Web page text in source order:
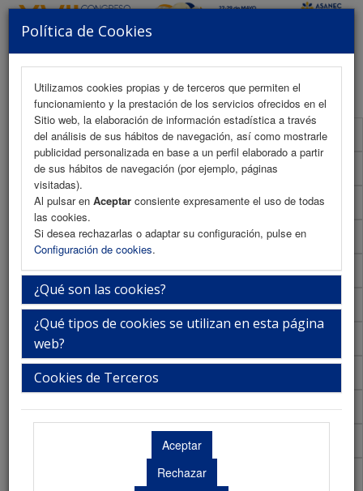
Política de Cookies
Utilizamos cookies propias y de terceros que permiten el
funcionamiento y la prestación de los servicios ofrecidos en el
Sitio web, la elaboración de información estadística a través
del análisis de sus hábitos de navegación, así como mostrarle
publicidad personalizada en base a un perfil elaborado a partir
de sus hábitos de navegación (por ejemplo, páginas
visitadas).
Al pulsar en Aceptar consiente expresamente el uso de todas
las cookies.
Si desea rechazarlas o adaptar su configuración, pulse en
Configuración de cookies.
¿Qué son las cookies?
¿Qué tipos de cookies se utilizan en esta página
web?
Cookies de Terceros
MENU
Programa Científico
Programa Científico (PDF)
Cronograma Programa Científico
Normativa comunicaciones
Envío de comunicaciones
Descargar normativa
Plantilla
Talleres
Aula Virtual de Comunicaciones